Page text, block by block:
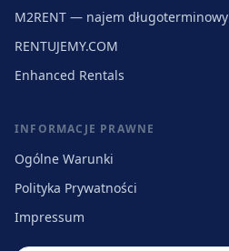
M2RENT — najem długoterminowy
RENTUJEMY.COM
Enhanced Rentals
INFORMACJE PRAWNE
Ogólne Warunki
Polityka Prywatności
Impressum